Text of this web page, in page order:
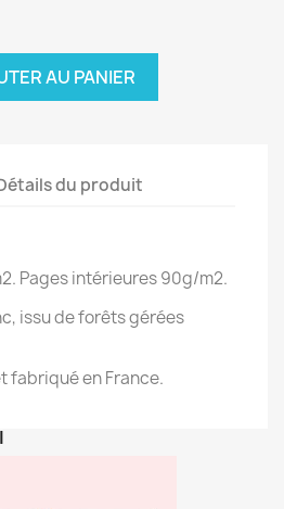
AU PANIER
du produit
Pages intérieures 90g/m2.
issu de forêts gérées
en France.